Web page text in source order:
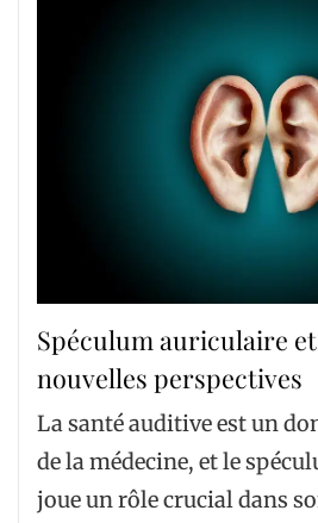
Spéculum auriculaire
nouvelles perspectives
La santé auditive est un
de la médecine, et le
joue un rôle crucial dans